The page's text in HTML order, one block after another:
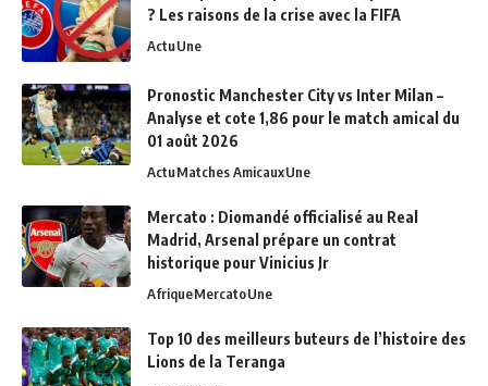
? Les raisons de la crise avec la FIFA
ActuUne
Pronostic Manchester City vs Inter Milan –
Analyse et cote 1,86 pour le match amical du
01 août 2026
ActuMatches AmicauxUne
Mercato : Diomandé officialisé au Real
Madrid, Arsenal prépare un contrat
historique pour Vinicius Jr
AfriqueMercatoUne
Top 10 des meilleurs buteurs de l’histoire des
Lions de la Teranga